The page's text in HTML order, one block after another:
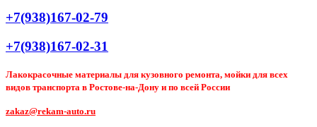
+7(938)167-02-79
+7(938)167-02-31
Лакокрасочные материалы для кузовного ремонта, мойки для всех
видов транспорта в Ростове-на-Дону и по всей России
zakaz@rekam-auto.ru